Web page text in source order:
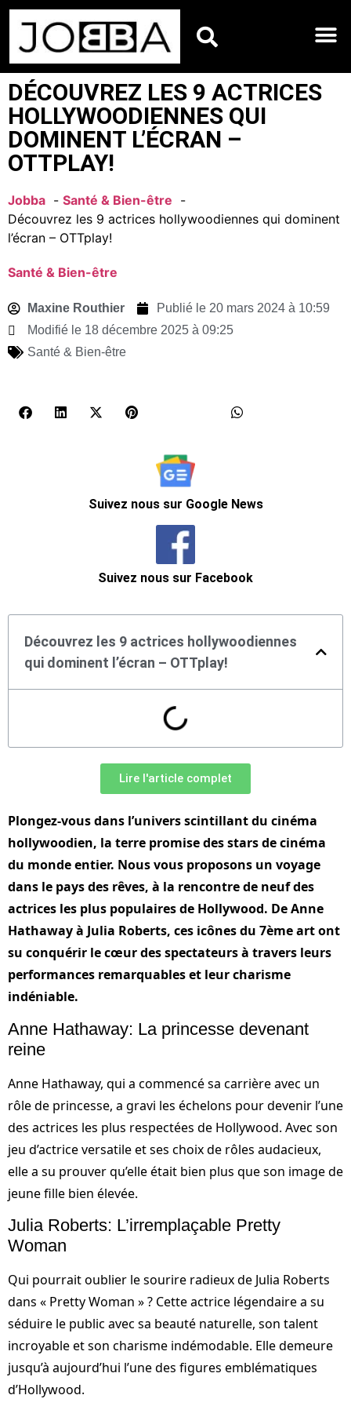
DÉCOUVREZ LES 9 ACTRICES
HOLLYWOODIENNES QUI
DOMINENT L’ÉCRAN –
OTTPLAY!
Jobba
Santé & Bien-être
Découvrez les 9 actrices hollywoodiennes qui dominent
l’écran – OTTplay!
Santé & Bien-être
Maxine Routhier Publié le 20 mars 2024 à 10:59
Modifié le 18 décembre 2025 à 09:25
Santé & Bien-être
Suivez nous sur Google News
Suivez nous sur Facebook
Découvrez les 9 actrices hollywoodiennes
qui dominent l’écran – OTTplay!
Lire l'article complet
Plongez-vous dans l’univers scintillant du cinéma
hollywoodien, la terre promise des stars de cinéma
du monde entier. Nous vous proposons un voyage
dans le pays des rêves, à la rencontre de neuf des
actrices les plus populaires de Hollywood. De Anne
Hathaway à Julia Roberts, ces icônes du 7ème art ont
su conquérir le cœur des spectateurs à travers leurs
performances remarquables et leur charisme
indéniable.
Anne Hathaway: La princesse devenant
reine
Anne Hathaway, qui a commencé sa carrière avec un
rôle de princesse, a gravi les échelons pour devenir l’une
des actrices les plus respectées de Hollywood. Avec son
jeu d’actrice versatile et ses choix de rôles audacieux,
elle a su prouver qu’elle était bien plus que son image de
jeune fille bien élevée.
Julia Roberts: L’irremplaçable Pretty
Woman
Qui pourrait oublier le sourire radieux de Julia Roberts
dans « Pretty Woman » ? Cette actrice légendaire a su
séduire le public avec sa beauté naturelle, son talent
incroyable et son charisme indémodable. Elle demeure
jusqu’à aujourd’hui l’une des figures emblématiques
d’Hollywood.